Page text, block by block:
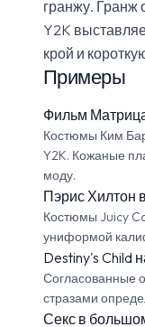
гранжу. Гранж
Y2K
крой и
Примеры
Фильм
Костюмы Ким
Y2K. Кожаные
моду.
Пэрис Хилтон
Костюмы Juicy
униформой
Destiny's Child
Согласованные
стразами
Секс в